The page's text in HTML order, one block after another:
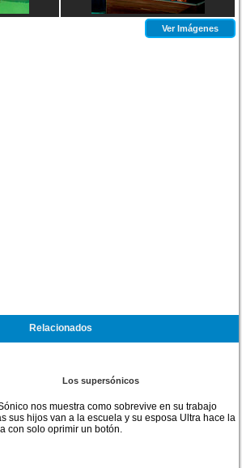
Ver Imágenes
Relacionados
Los supersónicos
nos muestra como sobrevive en su trabajo
sus hijos van a la escuela y su esposa Ultra hace la
con solo oprimir un botón.